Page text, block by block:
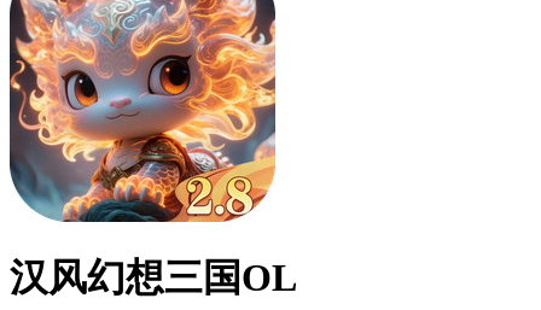
汉风幻想三国OL